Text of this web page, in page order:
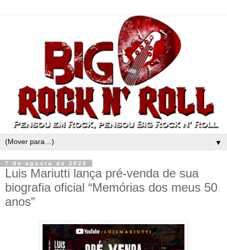
▼
7 de agosto de 2020
Luis Mariutti lança pré-venda de sua
biografia oficial “Memórias dos meus 50
anos”